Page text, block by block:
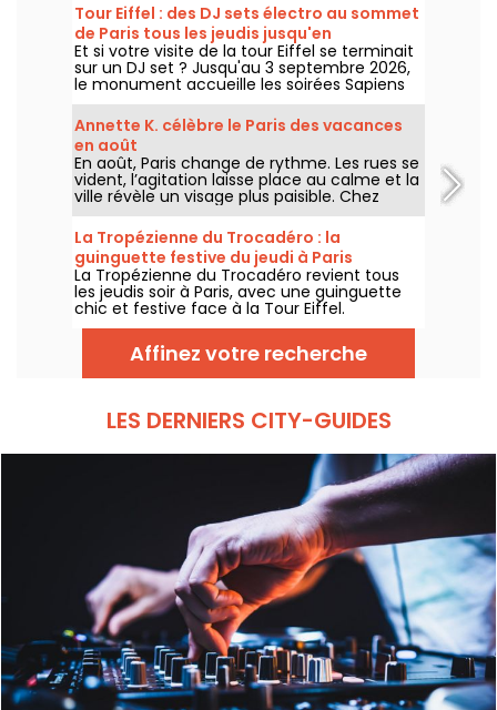
Tour Eiffel : des DJ sets électro au sommet
de Paris tous les jeudis jusqu'en
septembre
Et si votre visite de la tour Eiffel se terminait
sur un DJ set ? Jusqu'au 3 septembre 2026,
le monument accueille les soirées Sapiens
Tower avec Agoria et plusieurs artistes de la
scène électro, chaque jeudi au premier
étage.
Annette K. célèbre le Paris des vacances
en août
En août, Paris change de rythme. Les rues se
vident, l’agitation laisse place au calme et la
ville révèle un visage plus paisible. Chez
Annette K., on profite de cette parenthèse
unique pour prolonger l’esprit des vacances,
les pieds presque dans l’eau, avant le retour
à la rentrée.
La Tropézienne du Trocadéro : la
guinguette festive du jeudi à Paris
La Tropézienne du Trocadéro revient tous
les jeudis soir à Paris, avec une guinguette
chic et festive face à la Tour Eiffel.
Affinez votre recherche
LES DERNIERS CITY-GUIDES